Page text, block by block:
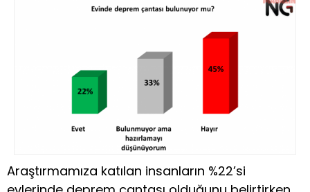
Araştırmamıza katılan insanların %22’si